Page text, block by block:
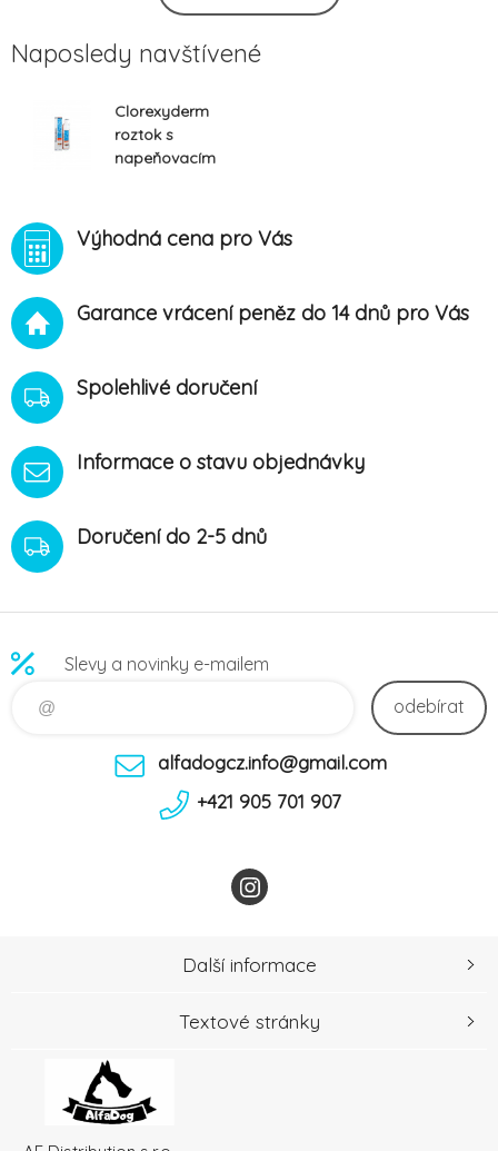
Naposledy navštívené
Clorexyderm
roztok s
napeňovacím
Výhodná cena pro Vás
Garance vrácení peněz do 14 dnů pro Vás
Spolehlivé doručení
Informace o stavu objednávky
Doručení do 2-5 dnů
Slevy a novinky e-mailem
odebírat
alfadogcz.info@gmail.com
+421 905 701 907
Další informace
Textové stránky